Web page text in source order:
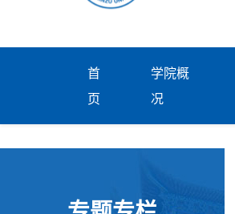
首
页
学院概
况